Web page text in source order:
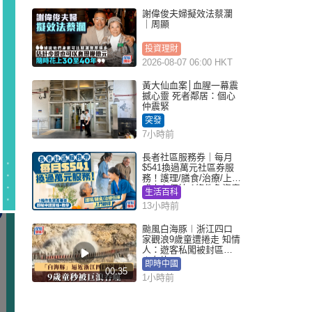
謝偉俊夫婦擬效法蔡瀾
｜周顯
投資理財
2026-08-07 06:00 HKT
黃大仙血案│血腥一幕震
撼心靈 死者鄰居：個心
仲震緊
突發
7小時前
長者社區服務券｜每月
$541換過萬元社區券服
務！護理/膳食/治療/上門
或中心任揀 1條件免資產
審查（附申請資格及教
學）
生活百科
13小時前
00:35
颱風白海豚︱浙江四口
家觀浪9歲童遭捲走 知情
人：遊客私闖被封區域
︱有片
即時中國
1小時前